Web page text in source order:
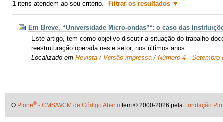
1itens atendem ao seu critério. Filtrar os resultados
Em Breve, “Universidade Micro-ondas”*: o caso das
Este artigo, tem como objetivo discutir a situação do trabalho
reestruturação operada neste setor, nos últimos anos.
Localizado em Revista / Versão impressa / Número 4 - Setembro
O Plone®- CMS/WCM de Código Abertotem ©2000-2026 pela Fundação